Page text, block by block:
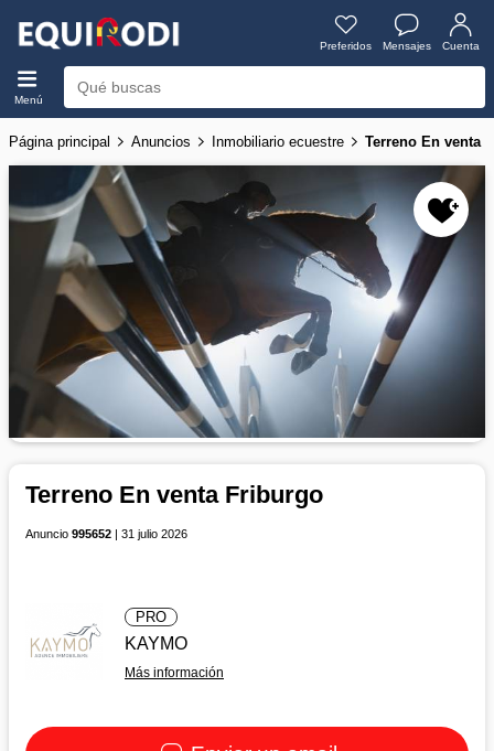
Preferidos Mensajes Cuenta
Menú
Página principal Anuncios Inmobiliario ecuestre Terreno En venta
Terreno En venta Friburgo
Anuncio 995652 | 31 julio 2026
PRO
KAYMO
Más información